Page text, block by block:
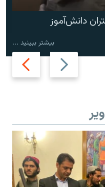
Previous
slide
Next
slide
دانش‌آموز
بیشتر ببینید ...